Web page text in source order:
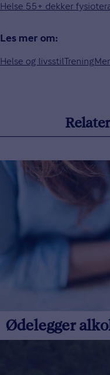
Helse 55+ dekker
Les mer om:
Helse og livsstilTrening
Ødelegger